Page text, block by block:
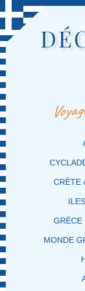
MENU
MASQUER LA
MASQUER LA
CRÈTE
GRÈCE
MONDE